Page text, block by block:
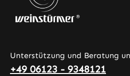
Unterstützung und Beratung
+49 06123 - 9348121